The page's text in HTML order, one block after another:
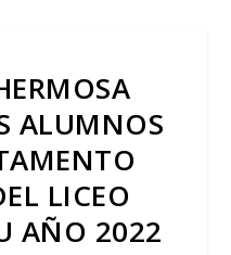
ALUMNOS
LICEO
AÑO 2022